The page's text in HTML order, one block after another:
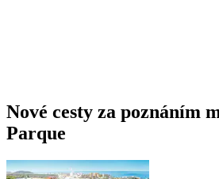
Nové cesty za poznáním
Parque